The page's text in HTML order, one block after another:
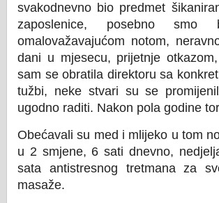
svakodnevno bio predmet
zaposlenice, posebno
omalovažavajućom notom,
dani u mjesecu, prijetnje
sam se obratila direktoru sa
tužbi, neke stvari su se
ugodno raditi. Nakon pola godine
Obećavali su med i mlijeko u tom
u 2 smjene, 6 sati dnevno,
sata antistresnog tretmana za
masaže.